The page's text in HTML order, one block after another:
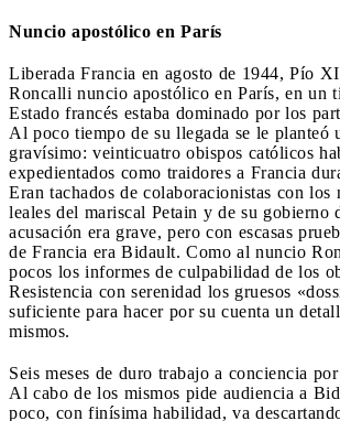
Nuncio apostólico en París
Liberada Francia en agosto de 1944, Pío
Roncalli nuncio apostólico en París, en un
Estado francés estaba dominado por los
Al poco tiempo de su llegada se le planteó
gravísimo: veinticuatro obispos católicos
expedientados como traidores a Francia
Eran tachados de colaboracio­nistas con los
leales del mariscal Petain y de su gobierno
acusación era grave, pero con escasas
de Francia era Bidault. Como al nuncio
pocos los informes de culpabilidad de los
Resistencia con serenidad los gruesos
suficiente para hacer por su cuenta un
mismos.
Seis meses de duro trabajo a conciencia
Al cabo de los mismos pide audiencia a
poco, con finísima habilidad, va